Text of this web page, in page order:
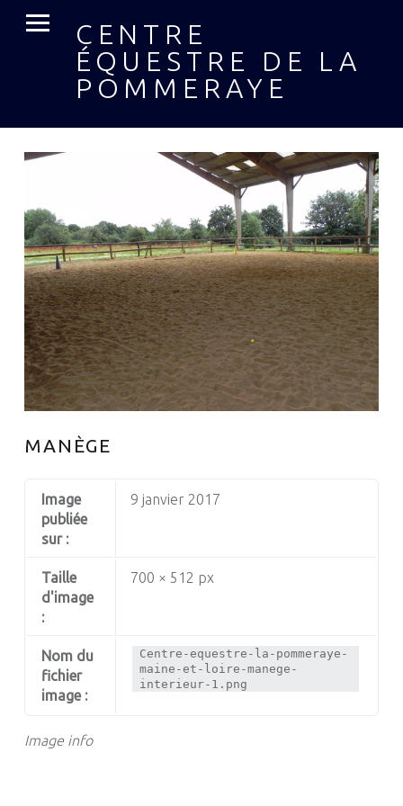
CENTRE
ÉQUESTRE DE LA
POMMERAYE
MANÈGE
Image info
Image
publiée
sur :
9 janvier 2017
Taille
d'image
:
700 × 512 px
Nom du
fichier
image :
Centre-equestre-la-pommeraye-
maine-et-loire-manege-
interieur-1.png